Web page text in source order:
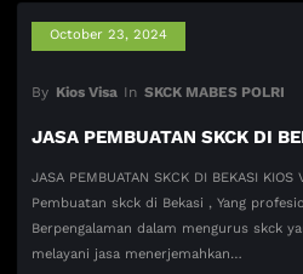
October 23, 2024
By Kios Visa In SKCK MABES POLRI
JASA PEMBUATAN SKCK DI
JASA PEMBUATAN SKCK DI BEKASI
Pembuatan skck di Bekasi , Yang
Berpengalaman dalam mengurus skck
melayani jasa menerjemahkan…